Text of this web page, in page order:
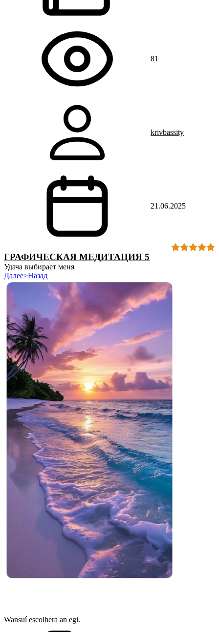
81
krivbassity
21.06.2025
ГРАФИЧЕСКАЯ МЕДИТАЦИЯ 5
Удача выбирает меня
Далее>Назад
Wansuí escolhera an egi.